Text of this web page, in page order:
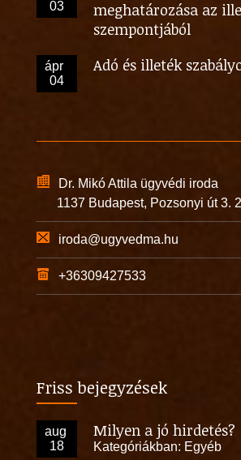
03
meghatározása az
szempontjából
ápr
04
Adó és illeték
Dr. Mikó Attila ügyvédi iroda
1137 Budapest, Pozsonyi út 3.
iroda@ugyvedma.hu
+36309427533
Friss bejegyzések
aug
18
Milyen a jó hirdetés?
Kategóriákban: Egyéb